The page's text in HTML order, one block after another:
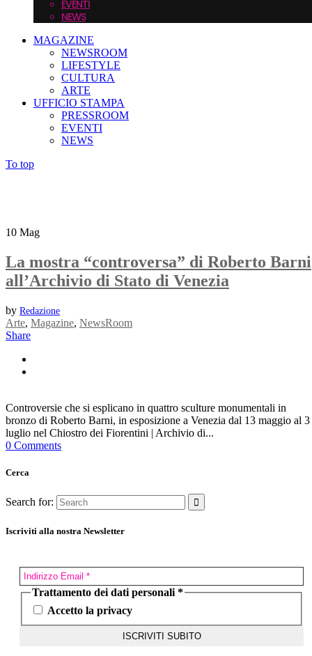
EVENTI
NEWS
MAGAZINE
NEWSROOM
LIFESTYLE
CULTURA
ARTE
UFFICIO STAMPA
PRESSROOM
EVENTI
NEWS
To top
10 Mag
La mostra “controversa” di Roberto Barni
all’Archivio di Stato di Venezia
by Redazione
Arte, Magazine, NewsRoom
Share
Controversie che si esplicano in quattro sculture monumentali in
bronzo di Roberto Barni, in esposizione a Venezia dal 13 maggio al 3
luglio nel Chiostro dei Fiorentini | Archivio di...
0 Comments
Cerca
Search for:
Iscriviti alla nostra Newsletter
Trattamento dei dati personali *
Accetto la privacy